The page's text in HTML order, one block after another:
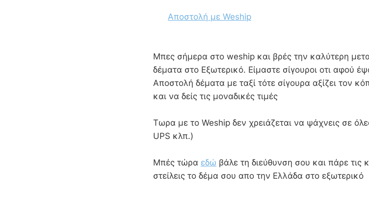
Αποστολή με Weship
Mπες σήμερα στο weship και βρές την καλύτερη
δέματα στο Εξωτερικό. Είμαστε σίγουροι οτι αφού
Αποστολή δέματα με ταξί τότε σίγουρα αξίζει τον
και να δείς τις μοναδικές τιμές
Τωρα με το Weship δεν χρειάζεται να ψάχνεις σε
UPS κλπ.)
Μπές τώρα εδώ βάλε τη διεύθυνση σου και πάρε τις
στείλεις το δέμα σου απο την Ελλάδα στο εξωτερικό